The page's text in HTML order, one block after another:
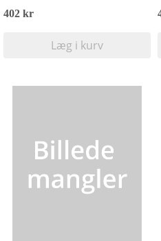
402 kr
Læg i kurv